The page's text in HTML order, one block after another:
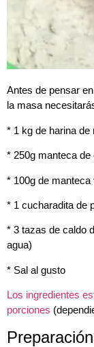
Antes de pensar
la masa
* 1 kg de harina de
* 250g manteca de
* 100g de manteca
* 1 cucharadita de
* 3 tazas de caldo
agua)
* Sal al gusto
Los ingredientes
porciones